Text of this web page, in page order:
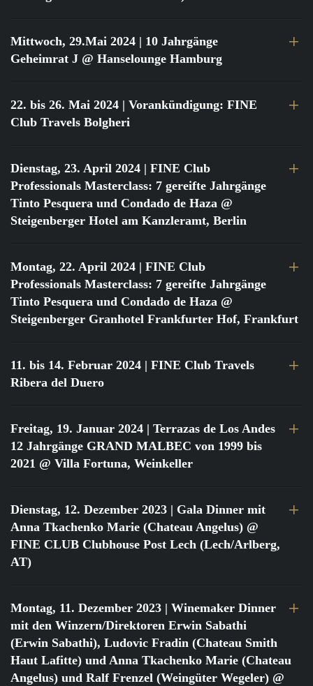
Mittwoch, 29.Mai 2024 | 10 Jahrgänge
Geheimrat J @ Hanselounge Hamburg
22. bis 26. Mai 2024 | Vorankündigung: FINE
Club Travels Bolgheri
Dienstag, 23. April 2024 | FINE Club
Professionals Masterclass: 7 gereifte Jahrgänge
Tinto Pesquera und Condado de Haza @
Steigenberger Hotel am Kanzleramt, Berlin
Montag, 22. April 2024 | FINE Club
Professionals Masterclass: 7 gereifte Jahrgänge
Tinto Pesquera und Condado de Haza @
Steigenberger Granhotel Frankfurter Hof, Frankfurt
11. bis 14. Februar 2024 | FINE Club Travels
Ribera del Duero
Freitag, 19. Januar 2024 | Terrazas de Los Andes
12 Jahrgänge GRAND MALBEC von 1999 bis
2021 @ Villa Fortuna, Weinkeller
Dienstag, 12. Dezember 2023 | Gala Dinner mit
Anna Tkachenko Marie (Chateau Angelus) @
FINE CLUB Clubhouse Post Lech (Lech/Arlberg,
AT)
Montag, 11. Dezember 2023 | Winemaker Dinner
mit den Winzern/Direktoren Erwin Sabathi
(Erwin Sabathi), Ludovic Fradin (Chateau Smith
Haut Lafitte) und Anna Tkachenko Marie (Chateau
Angelus) und Ralf Frenzel (Weingüter Wegeler) @